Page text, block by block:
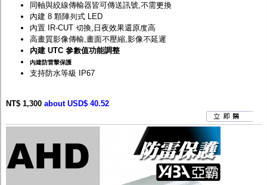
同軸與絞線傳輸器皆可傳送訊號,不需更換
內建 8 顆陣列式 LED
內置 IR-CUT 切換,日夜效果還原度高
高畫質影像傳輸,畫面不壓縮,影像不延遲
內建 UTC 參數值功能調整
內建防雷擊保護
支持防水等級 IP67
NT$ 1,300 about USD$ 40.52